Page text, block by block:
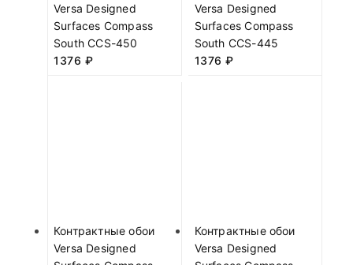
Versa Designed
Surfaces Compass
South CCS-450
1376 ₽
Versa Designed
Surfaces Compass
South CCS-445
1376 ₽
Контрактные обои
Versa Designed
Контрактные обои
Versa Designed